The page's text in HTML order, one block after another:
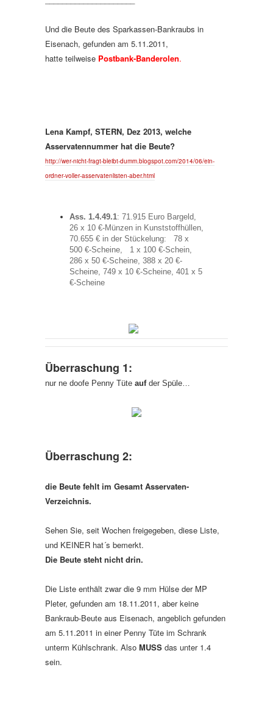
Und die Beute des Sparkassen-Bankraubs in
Eisenach, gefunden am 5.11.2011,
hatte teilweise Postbank-Banderolen.
Lena Kampf, STERN, Dez 2013, welche
Asservatennummer hat die Beute?
http://wer-nicht-fragt-bleibt-dumm.blogspot.com/2014/06/ein-
ordner-voller-asservatenlisten-aber.html
Ass. 1.4.49.1: 71.915 Euro Bargeld,
26 x 10 €-Münzen in Kunststoffhüllen,
70.655 € in der Stückelung: 78 x
500 €-Scheine, 1 x 100 €-Schein,
286 x 50 €-Scheine, 388 x 20 €-
Scheine, 749 x 10 €-Scheine, 401 x 5
€-Scheine
Überraschung 1:
nur ne doofe Penny Tüte aufder Spüle…
Überraschung 2:
die Beute fehlt im Gesamt Asservaten-
Verzeichnis.
Sehen Sie, seit Wochen freigegeben, diese Liste,
und KEINER hat´s bemerkt.
Die Beute steht nicht drin.
Die Liste enthält zwar die 9 mm Hülse der MP
Pleter, gefunden am 18.11.2011, aber keine
Bankraub-Beute aus Eisenach, angeblich gefunden
am 5.11.2011 in einer Penny Tüte im Schrank
unterm Kühlschrank. Also MUSS das unter 1.4
sein.